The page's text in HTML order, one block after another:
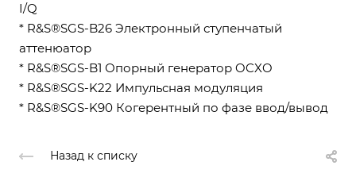
I/Q
* R&S®SGS-B26 Электронный ступенчатый
аттенюатор
* R&S®SGS-B1 Опорный генератор OCXO
* R&S®SGS-K22 Импульсная модуляция
* R&S®SGS-K90 Когерентный по фазе ввод/вывод
Назад к списку